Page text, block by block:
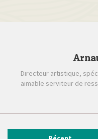
Directeur artistique,
aimable serviteur de